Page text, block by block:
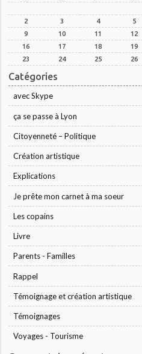
2
3 4 5
9
10 11 12
16
17 18 19
23
24 25 26
Catégories
avec Skype
ça se passe à Lyon
Citoyenneté – Politique
Création artistique
Explications
Je prête mon carnet à ma soeur
Les copains
Livre
Parents - Familles
Rappel
Témoignage et création artistique
Témoignages
Voyages - Tourisme